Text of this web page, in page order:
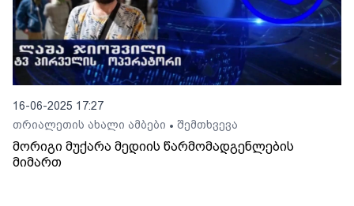
16-06-2025 17:27
თრიალეთის ახალი ამბები • შემთხვევა
მორიგი მუქარა მედიის წარმომადგენლების
მიმართ